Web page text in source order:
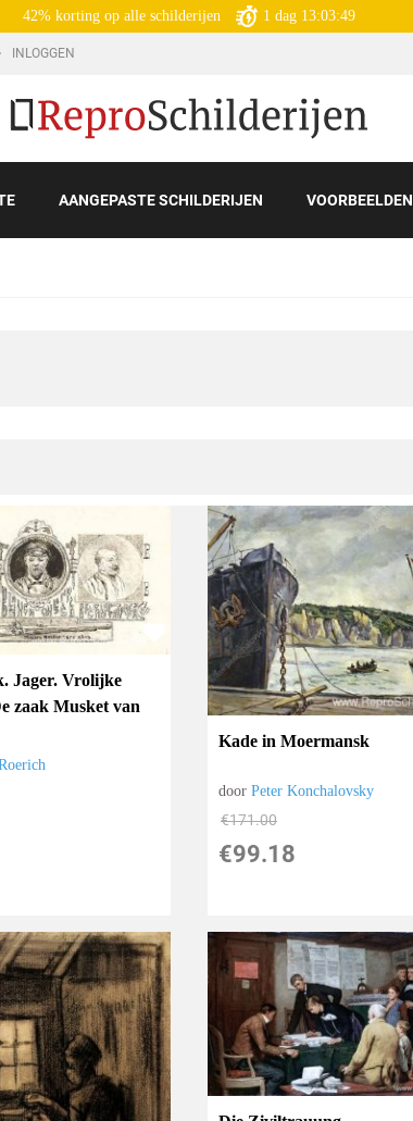
42% korting op alle schilderijen 1 dag 13:03:48
INLOGGEN
AANGEPASTE SCHILDERIJEN VOORBEELDEN
Jager. Vrolijke
zaak Musket van
Kade in Moermansk
doorPeter Konchalovsky
€171.00
€99.18